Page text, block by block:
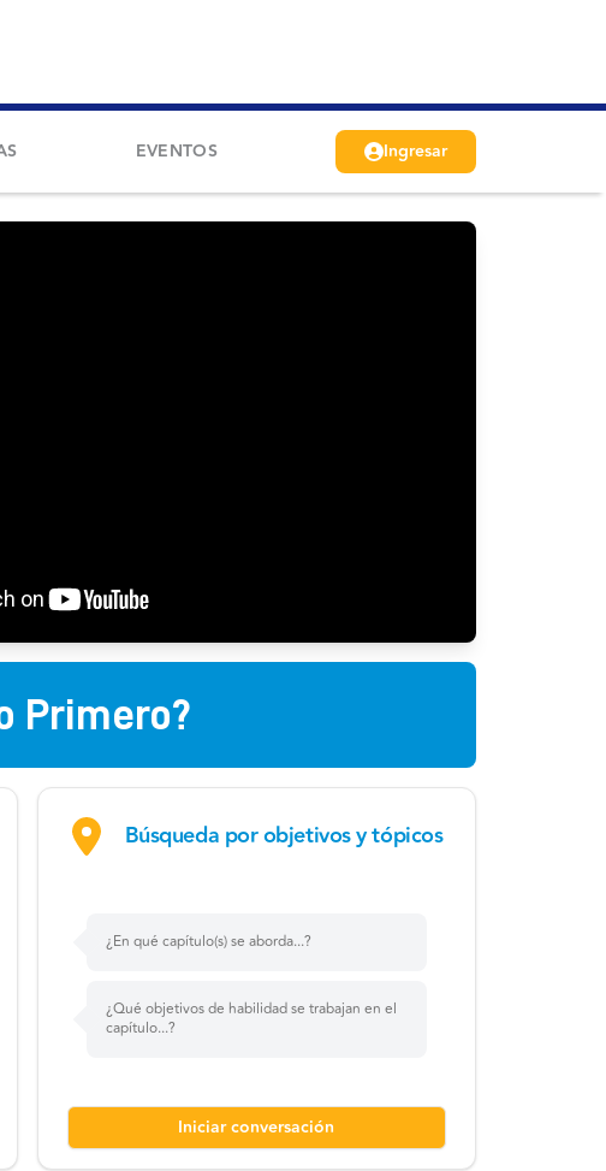
EVENTOS Ingresar
Primero?
Búsqueda por objetivos y tópicos
¿En qué capítulo(s) se aborda...?
¿Qué objetivos de habilidad se trabajan en el
capítulo...?
Iniciar conversación